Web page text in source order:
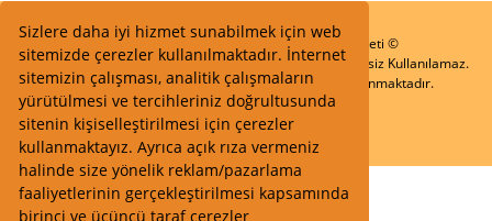
Sizlere daha iyi hizmet sunabilmek için web
sitemizde çerezler kullanılmaktadır. İnternet
sitemizin çalışması, analitik çalışmaların
yürütülmesi ve tercihleriniz doğrultusunda
sitenin kişiselleştirilmesi için çerezler
kullanmaktayız. Ayrıca açık rıza vermeniz
halinde size yönelik reklam/pazarlama
faaliyetlerinin gerçekleştirilmesi kapsamında
birinci ve üçüncü taraf çerezler
Start Elektronik Sanayi ve Ticaret Limited Şirketi ©
Resimler Yazılar ve İçeriklerin Tüm hakları saklıdır ve İzinsiz Kullanılamaz.
Kredi kartı bilgileriniz 256bit SSL Sertifikası ile Korunmaktadır.